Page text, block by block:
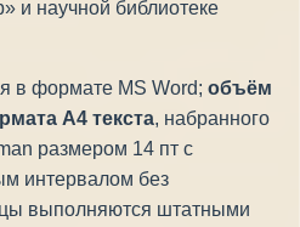
и научной библиотеке
в формате MS Word; объём
А4 текста, набранного
размером 14 пт с
интервалом без
выполняются штатными